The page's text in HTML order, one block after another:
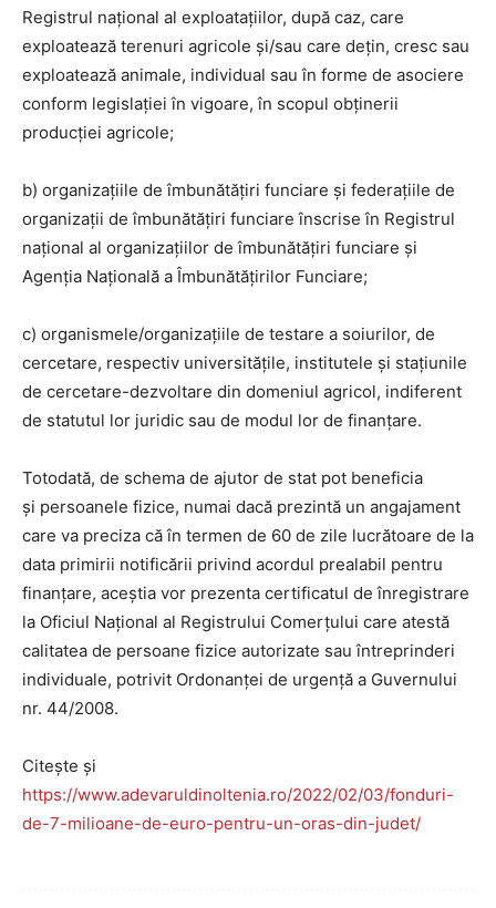
Registrul național al exploatațiilor, după caz, care
exploatează terenuri agricole şi/sau care dețin, cresc sau
exploatează animale, individual sau în forme de asociere
conform legislației în vigoare, în scopul obținerii
producției agricole;
b) organizațiile de îmbunătățiri funciare şi federațiile de
organizații de îmbunătățiri funciare înscrise în Registrul
național al organizațiilor de îmbunătățiri funciare şi
Agenția Națională a Îmbunătățirilor Funciare;
c) organismele/organizațiile de testare a soiurilor, de
cercetare, respectiv universitățile, institutele şi stațiunile
de cercetare-dezvoltare din domeniul agricol, indiferent
de statutul lor juridic sau de modul lor de finanțare.
Totodată, de schema de ajutor de stat pot beneficia
și persoanele fizice, numai dacă prezintă un angajament
care va preciza că în termen de 60 de zile lucrătoare de la
data primirii notificării privind acordul prealabil pentru
finanțare, aceștia vor prezenta certificatul de înregistrare
la Oficiul Național al Registrului Comerțului care atestă
calitatea de persoane fizice autorizate sau întreprinderi
individuale, potrivit Ordonanței de urgență a Guvernului
nr. 44/2008.
Citește și
https://www.adevaruldinoltenia.ro/2022/02/03/fonduri-
de-7-milioane-de-euro-pentru-un-oras-din-judet/